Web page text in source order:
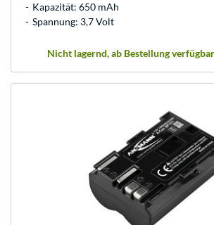
Kapazität: 650 mAh
Spannung: 3,7 Volt
Nicht lagernd, ab Bestellung